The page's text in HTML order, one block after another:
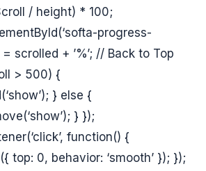
/ height) * 100;
progress-
scrolled + ’%’; // Back to Top
> 500) {
} else {
} });
function() {
top: 0, behavior: ‘smooth’ }); });